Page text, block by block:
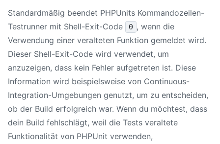
Standardmäßig beendet PHPUnits Kommandozeilen-
Testrunner mit Shell-Exit-Code
0 , wenn die
Verwendung einer veralteten Funktion gemeldet wird.
Dieser Shell-Exit-Code wird verwendet, um
anzuzeigen, dass kein Fehler aufgetreten ist. Diese
Information wird beispielsweise von Continuous-
Integration-Umgebungen genutzt, um zu entscheiden,
ob der Build erfolgreich war. Wenn du möchtest, dass
dein Build fehlschlägt, weil die Tests veraltete
Funktionalität von PHPUnit verwenden,